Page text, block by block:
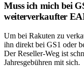
Muss ich mich bei
weiterverkaufter
Um bei Rakuten zu
ihn direkt bei GS1 oder
Der Reseller-Weg ist
Jahresgebühren mit sich.